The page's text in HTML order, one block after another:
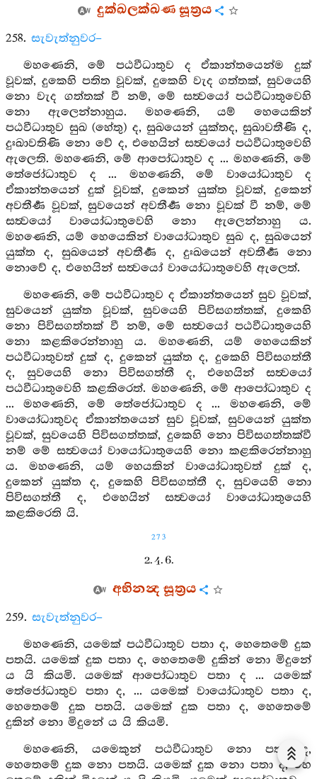
දුක්ඛලක්ඛණ සූත්‍රය
258. සැවැත්නුවර–
මහණෙනි, මේ පඨවීධාතුව ද ඒකාන්තයෙන්ම දුක්
වූවක්, දුකෙහි පතිත වූවක්, දුකෙහි වැද ගත්තක්, සුවයෙහි
නො වැද ගත්තක් වී නම්, මේ සත්‍වයෝ පඨවීධාතුවෙහි
නො ඇලෙන්නාහුය. මහණෙනි, යම් හෙයෙකින්
පඨවීධාතුව සුඛ (හේතු) ද, සුඛයෙන් යුක්තද, සුඛාවතීණි ද,
දුඃඛාවතිණි නො වේ ද, එහෙයින් සත්‍වයෝ පඨවීධාතුවෙහි
ඇලෙති. මහණෙනි, මේ ආපෝධාතුව ද ... මහණෙනි, මේ
තේජෝධාතුව ද ... මහණෙනි, මේ වායෝධාතුව ද
ඒකාන්තයෙන් දුක් වූවක්, දුකෙන් යුක්ත වූවක්, දුකෙන්
අවතීර්‍ණ වූවක්, සුවයෙන් අවතීර්‍ණ නො වූවක් වී නම්, මේ
සත්‍වයෝ වායෝධාතුවෙහි නො ඇලෙන්නාහු ය.
මහණෙනි, යම් හෙයෙකින් වායෝධාතුව සුඛ ද, සුඛයෙන්
යුක්ත ද, සුඛයෙන් අවතීර්‍ණ ද, දුඃඛයෙන් අවතීර්‍ණ නො
නොවේ ද, එහෙයින් සත්‍වයෝ වායෝධාතුවෙහි ඇලෙත්.
මහණෙනි, මේ පඨවීධාතුව ද ඒකාන්තයෙන් සුව වූවක්,
සුවයෙන් යුක්ත වූවක්, සුවයෙහි පිවිසගත්තක්, දුකෙහි
නො පිවිසගත්තක් වී නම්, මේ සත්‍වයෝ පඨවීධාතුයෙහි
නො කළකිරෙන්නාහු ය. මහණෙනි, යම් හෙයෙකින්
පඨවීධාතුවත් දුක් ද, දුකෙන් යුක්ත ද, දුකෙහි පිවිසගත්තී
ද, සුවයෙහි නො පිවිසගත්තී ද, එහෙයින් සත්‍වයෝ
පඨවීධාතුවෙහි කළකිරෙත්. මහණෙනි, මේ ආපෝධාතුව ද
... මහණෙනි, මේ තේජෝධාතුව ද ... මහණෙනි, මේ
වායෝධාතුවද ඒකාන්තයෙන් සුව වූවක්, සුවයෙන් යුක්ත
වූවක්, සුවයෙහි පිවිසගත්තක්, දුකෙහි නො පිවිසගත්තක්වී
නම් මේ සත්‍වයෝ වායෝධාතුයෙහි නො කළකිරෙන්නාහු
ය. මහණෙනි, යම් හෙයකින් වායෝධාතුවත් දුක් ද,
දුකෙන් යුක්ත ද, දුකෙහි පිවිසගත්තී ද, සුවයෙහි නො
පිවිසගත්තී ද, එහෙයින් සත්‍වයෝ වායෝධාතුයෙහි
කළකිරෙති යි.
273
2. 4. 6.
අභිනන්‍ද සූත්‍රය
259. සැවැත්නුවර–
මහණෙනි, යමෙක් පඨවීධාතුව පතා ද, හෙතෙමේ දුක
පතයි. යමෙක් දුක පතා ද, හෙතෙමේ දුකින් නො මිදුනේ
ය යි කියමි. යමෙක් ආපෝධාතුව පතා ද ... යමෙක්
තේජෝධාතුව පතා ද, ... යමෙක් වායෝධාතුව පතා ද,
හෙතෙමේ දුක පතයි. යමෙක් දුක පතා ද, හෙතෙමේ
දුකින් නො මිදුනේ ය යි කියමි.
මහණෙනි, යමෙකුන් පඨවීධාතුව නො පතා ද,
හෙතෙමේ දුක නො පතයි. යමෙක් දුක නො පතා ද, හෙ